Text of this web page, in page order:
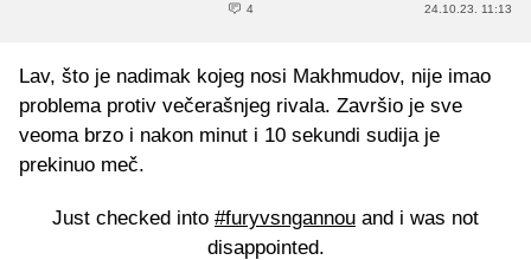
4 24.10.23. 11:13
Lav, što je nadimak kojeg nosi Makhmudov, nije imao
problema protiv večerašnjeg rivala. Završio je sve
veoma brzo i nakon minut i 10 sekundi sudija je
prekinuo meč.
Just checked into #furyvsngannou and i was not
disappointed.